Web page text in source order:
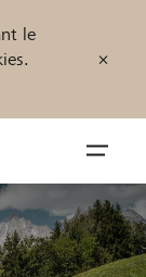
le
öffnen